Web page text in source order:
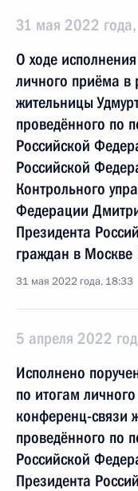
31 мая 2022
О ходе
личного приёма в
жительницы
проведённого по
Российской
Российской
Контрольного
Федерации
Президента
граждан в
31 мая 2022 года, 18:33
5 апреля 2022
Исполнено
по итогам
конференц-связи
проведённого по
Российской
Президента